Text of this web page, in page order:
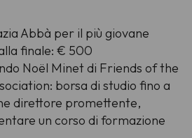
Abbà per il più giovane
finale: € 500
Noël Minet di Friends of the
borsa di studio fino a
direttore promettente,
un corso di formazione